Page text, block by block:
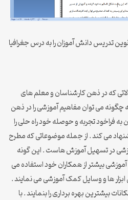
تدریس دانش آموزان را به درس جغرافیا
که در ذهن کارشناسان و معلم های
می توان مفاهیم آموزشی را در ذهن
به فراخود تجربه و حوصله خود راه حلی را
می کند . از جمله موضوعاتی که مطرح
در تسهیل آموزش هاست . این گونه
بیشتر از همکاران خود استفاده می
ها و وسایل کمک آموزشی می نمایند .
بیشترین بهره برداری را بنمایند . با